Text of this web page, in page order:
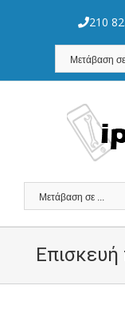
210
Μετάβαση σε
Μετάβαση σε ...